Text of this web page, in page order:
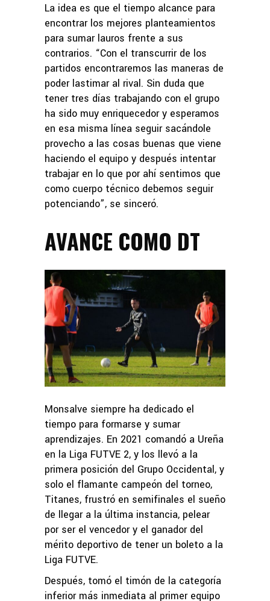
La idea es que el tiempo alcance para
encontrar los mejores planteamientos
para sumar lauros frente a sus
contrarios. “Con el transcurrir de los
partidos encontraremos las maneras de
poder lastimar al rival. Sin duda que
tener tres días trabajando con el grupo
ha sido muy enriquecedor y esperamos
en esa misma línea seguir sacándole
provecho a las cosas buenas que viene
haciendo el equipo y después intentar
trabajar en lo que por ahí sentimos que
como cuerpo técnico debemos seguir
potenciando”, se sinceró.
AVANCE COMO DT
Monsalve siempre ha dedicado el
tiempo para formarse y sumar
aprendizajes. En 2021 comandó a Ureña
en la Liga FUTVE 2, y los llevó a la
primera posición del Grupo Occidental, y
solo el flamante campeón del torneo,
Titanes, frustró en semifinales el sueño
de llegar a la última instancia, pelear
por ser el vencedor y el ganador del
mérito deportivo de tener un boleto a la
Liga FUTVE.
Después, tomó el timón de la categoría
inferior más inmediata al primer equipo